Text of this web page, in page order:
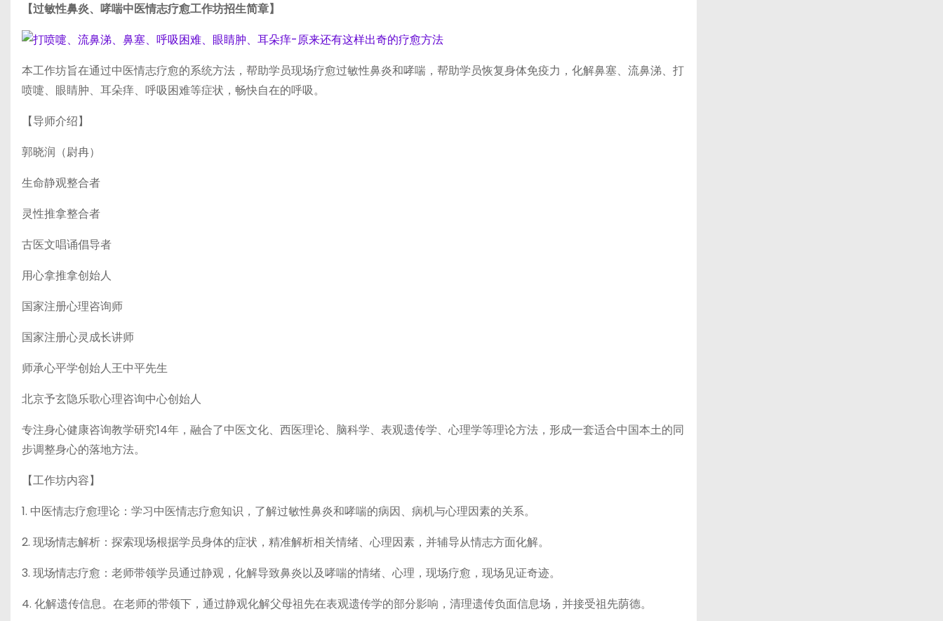
【过敏性鼻炎、哮喘中医情志疗愈工作坊招生简章】
本工作坊旨在通过中医情志疗愈的系统方法，帮助学员现场疗愈过敏性鼻炎和哮喘，帮助学员恢复身体免疫力，化解鼻塞、流鼻涕、打
喷嚏、眼睛肿、耳朵痒、呼吸困难等症状，畅快自在的呼吸。
【导师介绍】
郭晓润（尉冉）
生命静观整合者
灵性推拿整合者
古医文唱诵倡导者
用心拿推拿创始人
国家注册心理咨询师
国家注册心灵成长讲师
师承心平学创始人王中平先生
北京予玄隐乐歌心理咨询中心创始人
专注身心健康咨询教学研究14年，融合了中医文化、西医理论、脑科学、表观遗传学、心理学等理论方法，形成一套适合中国本土的同
步调整身心的落地方法。
【工作坊内容】
1. 中医情志疗愈理论：学习中医情志疗愈知识，了解过敏性鼻炎和哮喘的病因、病机与心理因素的关系。
2. 现场情志解析：探索现场根据学员身体的症状，精准解析相关情绪、心理因素，并辅导从情志方面化解。
3. 现场情志疗愈：老师带领学员通过静观，化解导致鼻炎以及哮喘的情绪、心理，现场疗愈，现场见证奇迹。
4. 化解遗传信息。在老师的带领下，通过静观化解父母祖先在表观遗传学的部分影响，清理遗传负面信息场，并接受祖先荫德。